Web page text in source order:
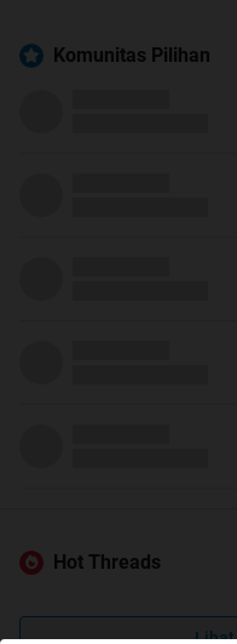
Komunitas Pilihan
Hot Threads
Lihat